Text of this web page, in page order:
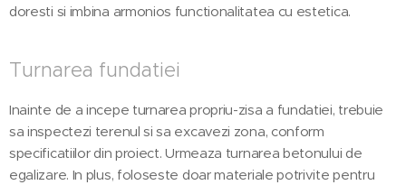
doresti si imbina armonios functionalitatea cu estetica.
Turnarea fundatiei
Inainte de a incepe turnarea propriu-zisa a fundatiei, trebuie
sa inspectezi terenul si sa excavezi zona, conform
specificatiilor din proiect. Urmeaza turnarea betonului de
egalizare. In plus, foloseste doar materiale potrivite pentru